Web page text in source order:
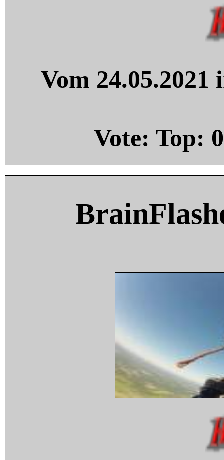
Vom
Vote: Top: 0